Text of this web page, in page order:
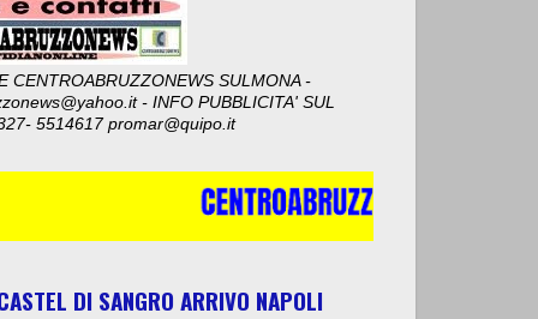
CENTROABRUZZONEWS SULMONA -
- INFO PUBBLICITA' SUL
5514617 promar@quipo.it
DI SANGRO ARRIVO NAPOLI